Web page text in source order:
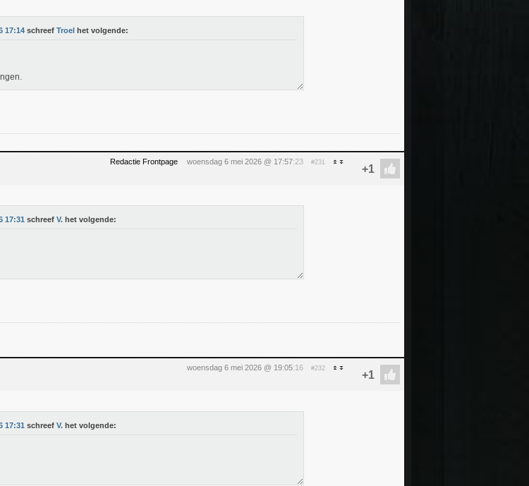
17:14 schreef Troel het volgende:
Redactie Frontpage woensdag 6 mei 2026 @ 17:57:23 #231
17:31 schreef V. het volgende:
woensdag 6 mei 2026 @ 19:05:16 #232
17:31 schreef V. het volgende: